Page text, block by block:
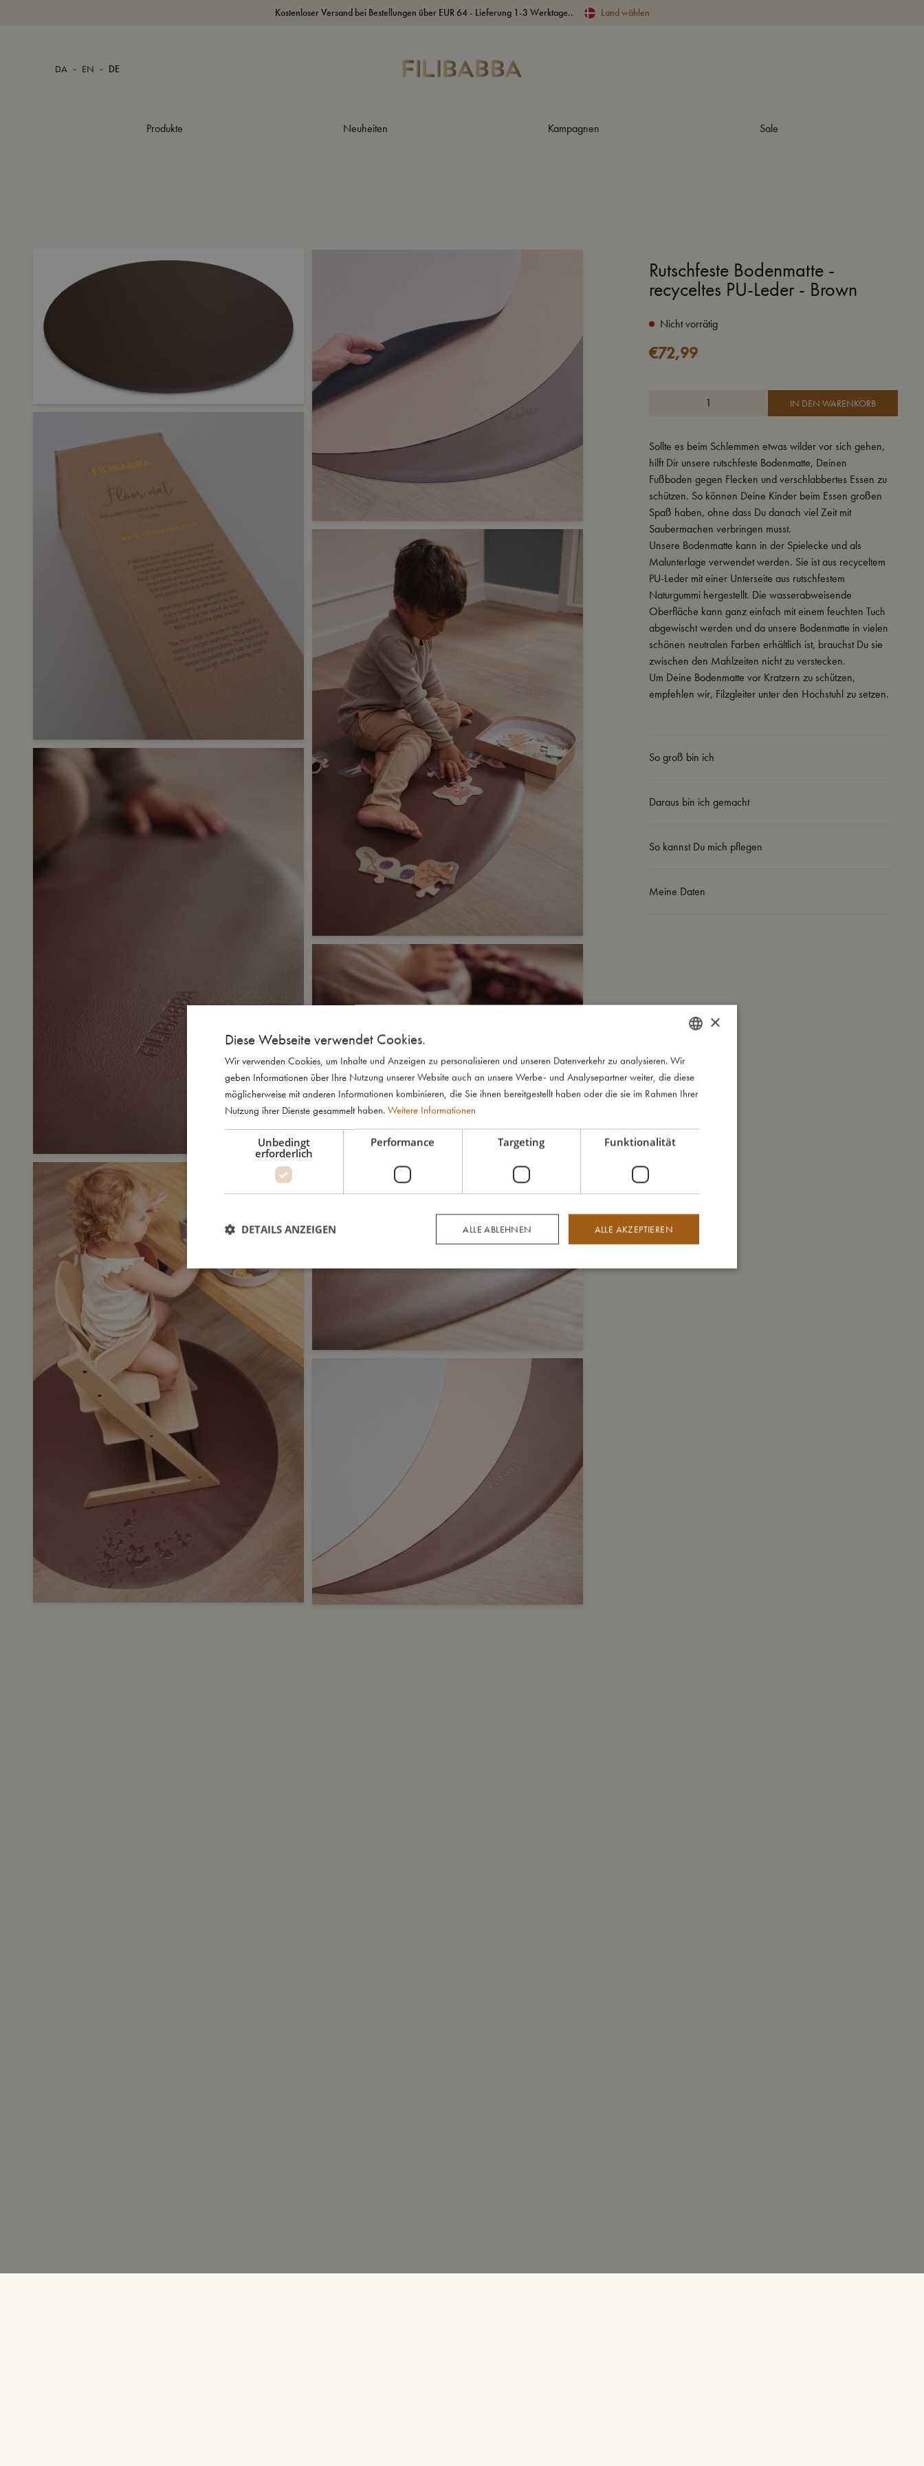
Kostenloser Versand bei Bestellungen über EUR 64 - Lieferung 1-3 Werktage.. Land wählen
DA - EN - DE
Produkte Neuheiten Kampagnen Sale
Rutschfeste Bodenmatte -
recyceltes PU-Leder - Brown
Nicht vorrätig
€72,99
IN DEN WARENKORB
Sollte es beim Schlemmen etwas wilder vor sich gehen,
hilft Dir unsere rutschfeste Bodenmatte, Deinen
Fußboden gegen Flecken und verschlabbertes Essen zu
schützen. So können Deine Kinder beim Essen großen
Spaß haben, ohne dass Du danach viel Zeit mit
Saubermachen verbringen musst.
Unsere Bodenmatte kann in der Spielecke und als
Malunterlage verwendet werden. Sie ist aus recyceltem
PU-Leder mit einer Unterseite aus rutschfestem
Naturgummi hergestellt. Die wasserabweisende
Oberfläche kann ganz einfach mit einem feuchten Tuch
abgewischt werden und da unsere Bodenmatte in vielen
schönen neutralen Farben erhältlich ist, brauchst Du sie
zwischen den Mahlzeiten nicht zu verstecken.
Um Deine Bodenmatte vor Kratzern zu schützen,
empfehlen wir, Filzgleiter unter den Hochstuhl zu setzen.
So groß bin ich
Daraus bin ich gemacht
So kannst Du mich pflegen
Meine Daten
DANISH
ENGLISH
×
Diese Webseite verwendet Cookies.
Wir verwenden Cookies, um Inhalte und Anzeigen zu personalisieren und unseren Datenverkehr zu analysieren. Wir
geben Informationen über Ihre Nutzung unserer Website auch an unsere Werbe- und Analysepartner weiter, die diese
möglicherweise mit anderen Informationen kombinieren, die Sie ihnen bereitgestellt haben oder die sie im Rahmen Ihrer
Nutzung ihrer Dienste gesammelt haben. Weitere Informationen
Unbedingt
erforderlich
Performance Targeting Funktionalität
ALLE AKZEPTIEREN
ALLE ABLEHNEN
DETAILS ANZEIGEN